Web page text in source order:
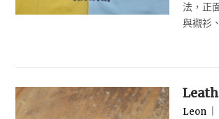
法，正
與襯衫
Leon